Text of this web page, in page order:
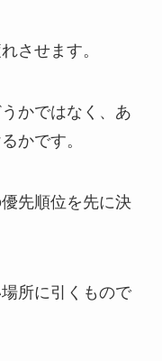
させます。
かではなく、あ
かです。
先順位を先に決
所に引くもので